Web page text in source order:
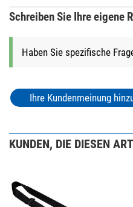
Schreiben Sie Ihre eigene
Haben Sie spezifische
Ihre Kundenmeinung
KUNDEN, DIE DIESEN